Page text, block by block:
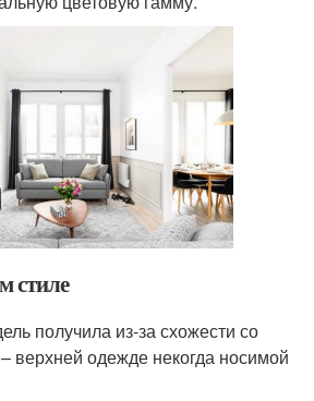
стиле
получила из-за схожести со
верхней одежде некогда носимой